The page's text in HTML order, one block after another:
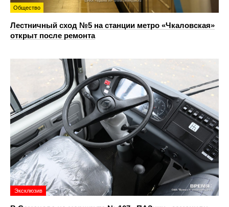
Общество
Лестничный сход №5 на станции метро «Чкаловская»
открыт после ремонта
Эксклюзив